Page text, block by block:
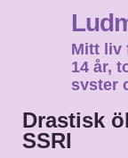
Mitt liv
14 år,
syster
Drastisk
SSRI